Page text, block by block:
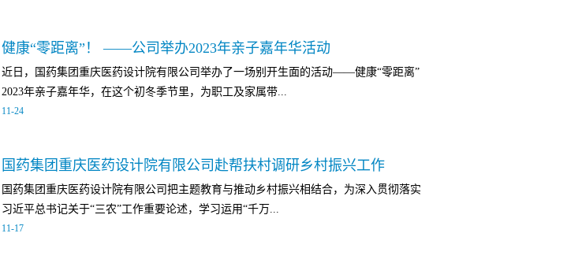
胜收官战共同书写高质量发展的辉煌篇章 重庆科瑞制药（集团）有限公司智能化迁建
项目一期工程EPC总承包 公司承担的重庆科瑞智能化迁建项目已按照运行指标完成主体
结构施工，二次结构和设备专业的安装正在如火如荼地进行。为确保明年顺利完成净化
工程安装施工，现场项目管理组经常组织各系统进线专业召开专题研讨会议，梳理疑难
度，努力完成年度目标，力求给业主交出一项高标准、高要求的标杆工程。沂南力诺制
药污水及废气处理项目公司承担的沂南力诺制药有限责任公司医药健康项目污水及废气
处理建设项目，包括制剂车间废气处理系统、污水处理中心设备的设计、安装及调试。
为确保年底能按时圆满完成既定目标，项目团队积极加强沟通与协调，召开专题会议，
健康“零距离”！ ——公司举办2023年亲子嘉年华活动
近日，国药集团重庆医药设计院有限公司举办了一场别开生面的活动——健康“零距离”
2023年亲子嘉年华，在这个初冬季节里，为职工及家属带...
50组员工家庭的热情参与，活动内容丰富多彩，包括萌宠互动、蔬菜采摘、掰玉米竞
赛、糕点制作等令人兴奋的环节，让家长和孩子们共同体验健康、快乐的亲子时光。❤萌
宠互动❤活动现场，一片欢声笑语。孩子们与各种可爱的小动物亲密互动，感受大自然的
温馨与美好。在家长的陪伴下，孩子们勇敢地伸出手，拿出食物与小猪、小兔、小羊等
11-24
国药集团重庆医药设计院有限公司赴帮扶村调研乡村振兴工作
国药集团重庆医药设计院有限公司把主题教育与推动乡村振兴相结合，为深入贯彻落实
习近平总书记关于“三农”工作重要论述，学习运用“千万...
11-17